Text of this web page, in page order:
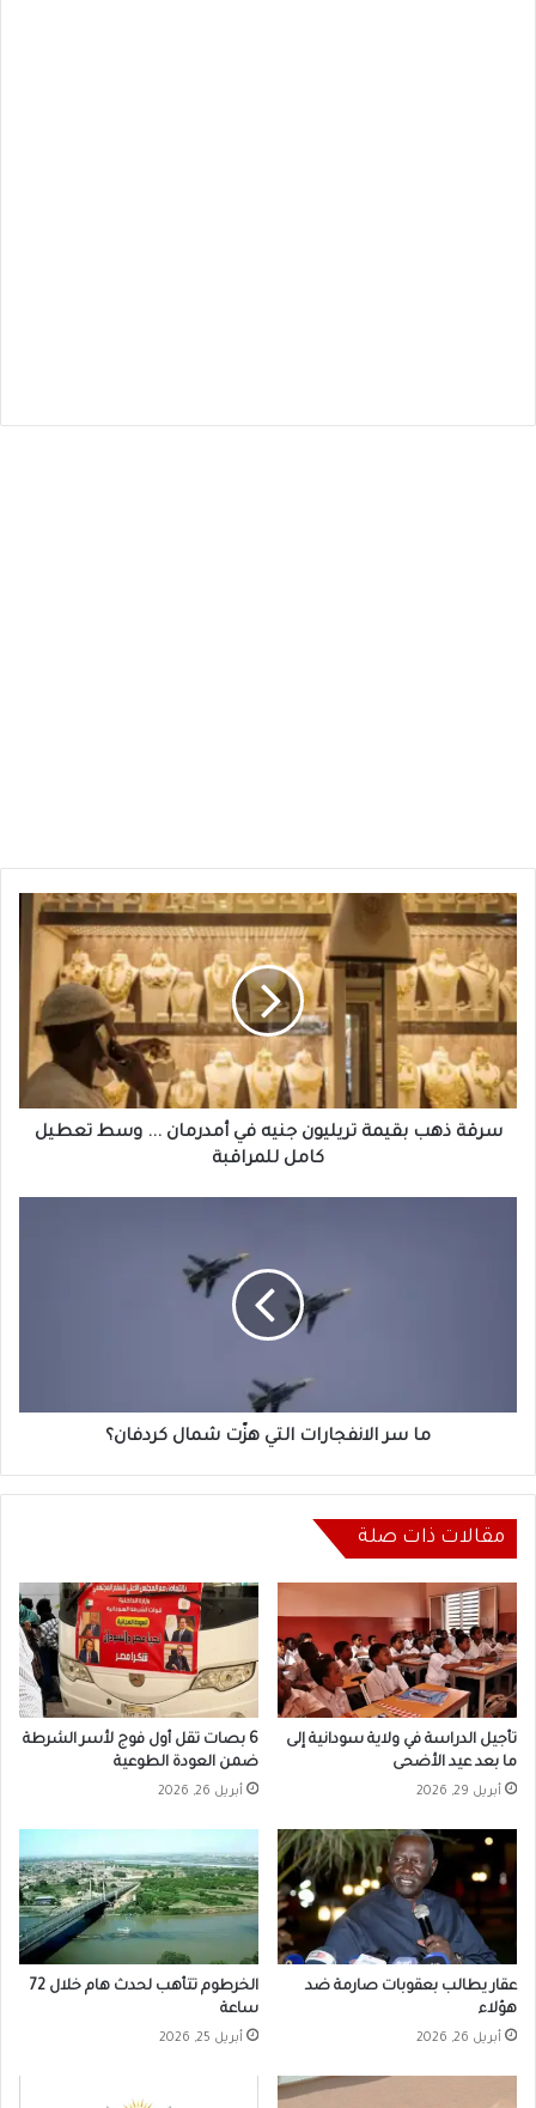
سرقة
ذهب
بقيمة
تريليون
جنيه
أمدرمان
...
وسط
تعطيل
سرقة ذهب بقيمة تريليون جنيه في أمدرمان ... وسط تعطيل
كامل للمراقبة
ما سر الانفجارات التي هزّت شمال كردفان؟
مقالات ذات صلة
تأجيل الدراسة في ولاية سودانية إلى
ما بعد عيد الأضحى
أبريل 29, 2026
6 بصات تقل أول فوج لأسر الشرطة
ضمن العودة الطوعية
أبريل 26, 2026
عقار يطالب بعقوبات صارمة ضد
هؤلاء
أبريل 26, 2026
الخرطوم تتأهب لحدث هام خلال 72
ساعة
أبريل 25, 2026